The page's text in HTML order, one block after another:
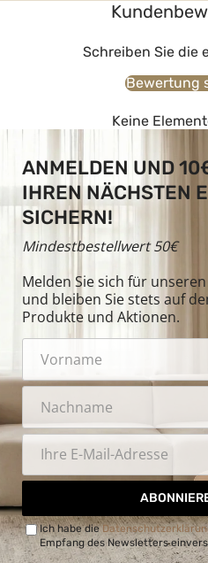
Schreiben Sie die
Bewertung
Keine
ANMELDEN UND
IHREN NÄCHSTEN
SICHERN!
Mindestbestellwert 50€
Melden Sie sich für
und bleiben Sie stets auf
Produkte und Aktionen.
Ich habe die
Empfang des Newsletters